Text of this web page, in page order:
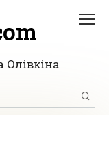
Олівкіна